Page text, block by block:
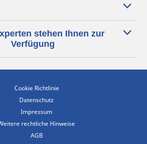
stehen Ihnen zur
Verfügung
Cookie Richtlinie
Datenschutz
Impressum
rechtliche Hinweise
AGB